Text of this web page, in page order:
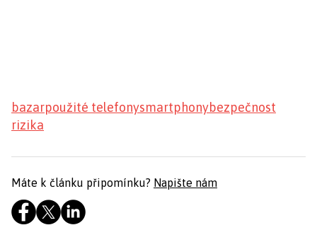
bazarpoužité telefonysmartphonybezpečnost
rizika
Máte k článku připomínku? Napište nám